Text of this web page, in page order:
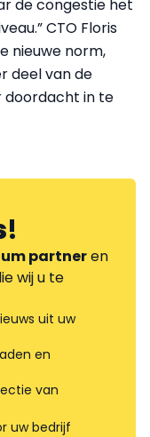
de congestie het
CTO Floris
nieuwe norm,
deel van de
doordacht in te
!
partneren
wij u te
uit uw
en
van
uw bedrijf